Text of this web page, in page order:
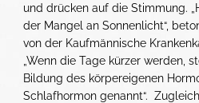
und drücken auf die Stimmung.
der Mangel an Sonnenlicht“,
von der Kaufmännische
„Wenn die Tage kürzer werden,
Bildung des körpereigenen
Schlafhormon genannt“.